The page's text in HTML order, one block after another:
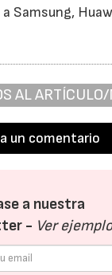
Samsung,
AL
un comentario
a nuestra
- Ver